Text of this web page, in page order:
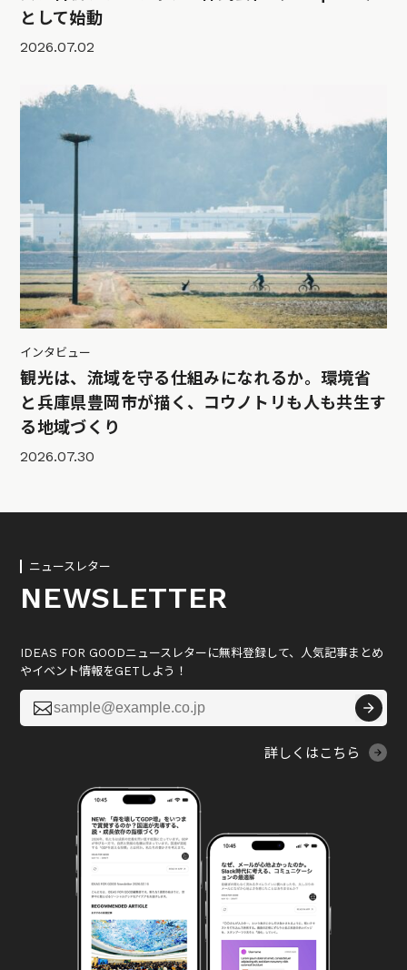
として始動
2026.07.02
インタビュー
観光は、流域を守る仕組みになれるか。環境省
と兵庫県豊岡市が描く、コウノトリも人も共生す
る地域づくり
2026.07.30
ニュースレター
NEWSLETTER
IDEAS FOR GOODニュースレターに無料登録して、人気記事まとめ
やイベント情報をGETしよう！

詳しくはこちら